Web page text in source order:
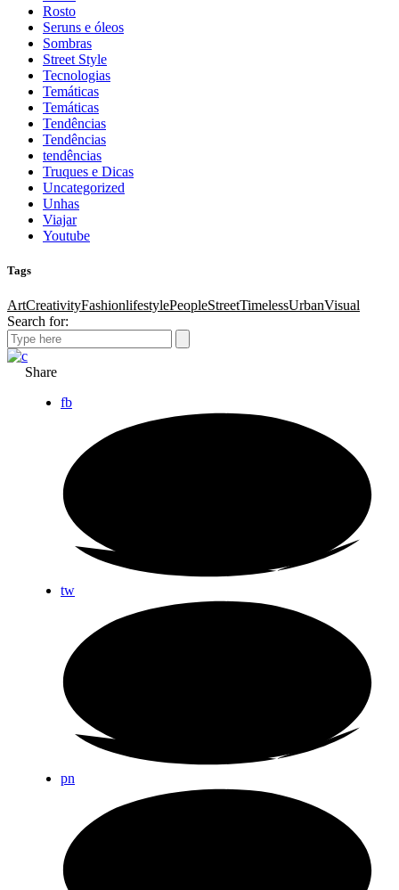
Rosto
Seruns e óleos
Sombras
Street Style
Tecnologias
Temáticas
Temáticas
Tendências
Tendências
tendências
Truques e Dicas
Uncategorized
Unhas
Viajar
Youtube
Tags
ArtCreativityFashionlifestylePeopleStreetTimelessUrbanVisual
Search for:
Share
fb
tw
pn